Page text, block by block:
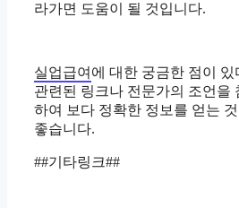
라가면 도움이 될 것입니다.
실업급여 에 대한 궁금한 점이 있
관련된 링크나 전문가의 조언을
하여 보다 정확한 정보를 얻는 것
좋습니다.
##기타링크##